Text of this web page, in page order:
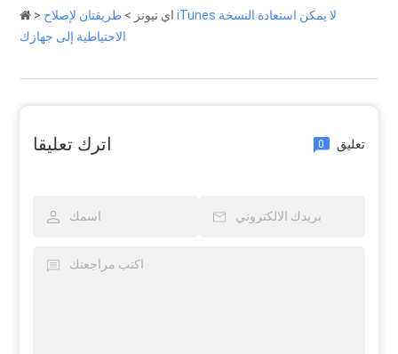
> اي تيونز > طريقتان لإصلاح iTunes لا يمكن استعادة النسخة
الاحتياطية إلى جهازك
اترك تعليقا 0 تعليق